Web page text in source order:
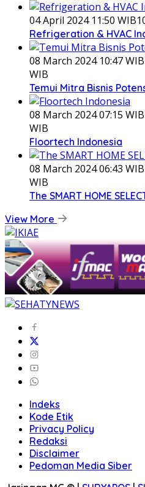
04 April 2024 11:50 WIB
Refrigeration & HVAC
08 March 2024 10:47 WIB
WIB
Temui Mitra Bisnis
08 March 2024 07:15 WIB
WIB
Floortech Indonesia
08 March 2024 06:43 WIB
WIB
The SMART HOME
View More
Indeks
Kode Etik
Privacy Policy
Redaksi
Disclaimer
Pedoman Media Siber